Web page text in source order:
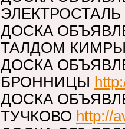
ЭЛЕКТРОСТАЛЬ
ДОСКА
ТАЛДОМ
ДОСКА
БРОННИЦЫ
ДОСКА
ТУЧКОВО http://